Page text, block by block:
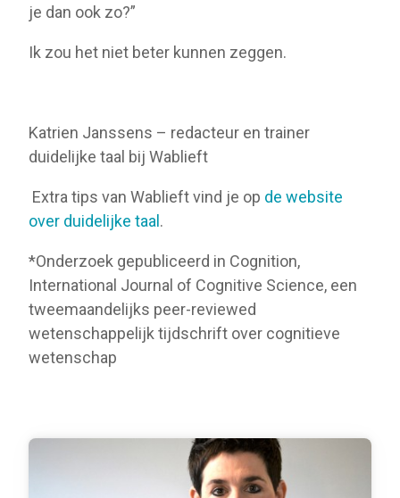
je dan ook zo?”
Ik zou het niet beter kunnen zeggen.
Katrien Janssens – redacteur en trainer
duidelijke taal bij Wablieft
Extra tips van Wablieft vind je op de website
over duidelijke taal.
*Onderzoek gepubliceerd in Cognition,
International Journal of Cognitive Science, een
tweemaandelijks peer-reviewed
wetenschappelijk tijdschrift over cognitieve
wetenschap